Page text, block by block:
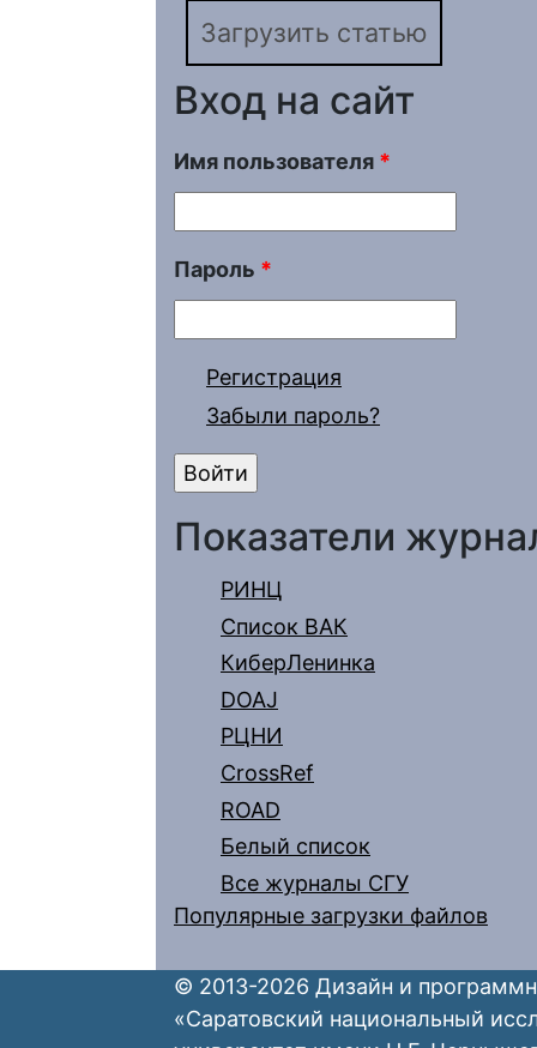
Загрузить статью
Вход на сайт
Имя пользователя *
Пароль *
Регистрация
Забыли пароль?
Показатели
РИНЦ
Список ВАК
КиберЛенинка
DOAJ
РЦНИ
CrossRef
ROAD
Белый список
Все журналы СГУ
Популярные загрузки файлов
© 2013-2026 Дизайн и
«Саратовский национальный